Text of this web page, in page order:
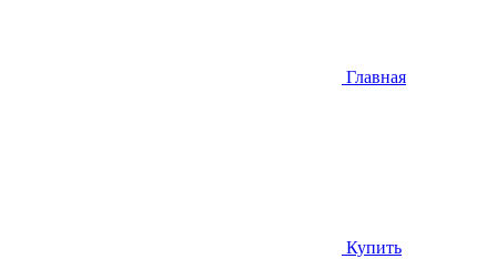
Главная
Купить